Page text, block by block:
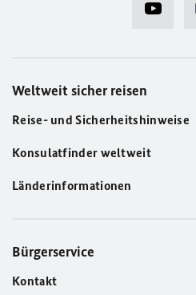
Weltweit sicher reisen
Reise- und Sicherheitshinweise
Konsulatfinder weltweit
Länderinformationen
Bürgerservice
Kontakt